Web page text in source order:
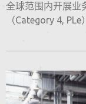
全球范围内开展业
（Category 4,